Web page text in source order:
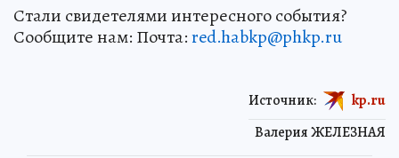
Стали свидетелями интересного события?
Сообщите нам: Почта:red.habkp@phkp.ru
Валерия ЖЕЛЕЗНАЯ
Источник: kp.ru